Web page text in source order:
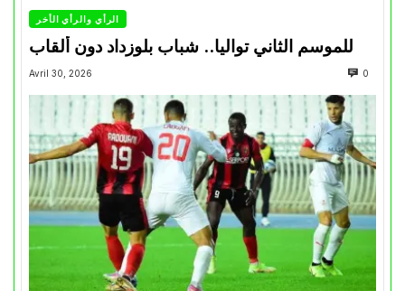
الرأي والرأي الأخر
للموسم الثاني تواليا.. شباب بلوزداد دون ألقاب
Avril 30, 2026 0